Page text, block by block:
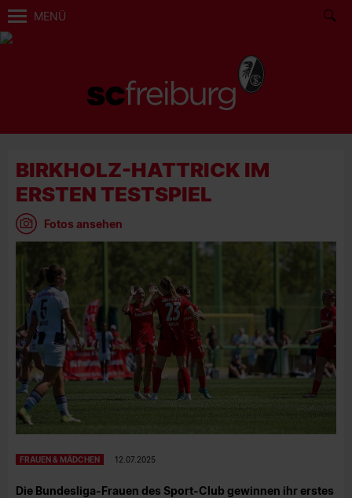
MENÜ
BIRKHOLZ-HATTRICK IM
ERSTEN TESTSPIEL
Fotos ansehen
FRAUEN & MÄDCHEN 12.07.2025
Die Bundesliga-Frauen des Sport-Club gewinnen ihr erstes